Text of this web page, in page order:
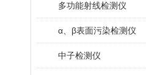
多功能射线检测仪
α、β表面污染检测仪
中子检测仪